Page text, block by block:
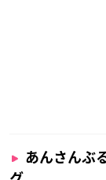
あんさんぶ